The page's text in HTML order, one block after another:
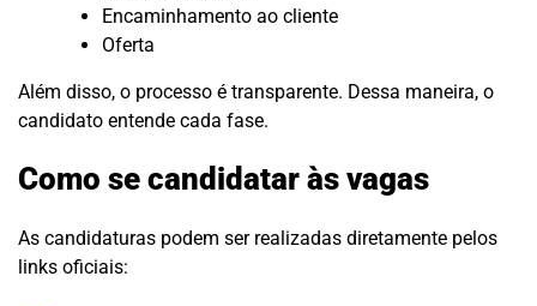
Encaminhamento ao cliente
Oferta
Além disso, o processo é transparente. Dessa maneira, o
candidato entende cada fase.
Como se candidatar às vagas
As candidaturas podem ser realizadas diretamente pelos
links oficiais: